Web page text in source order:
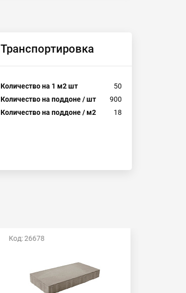
Транспортировка
Количество на 1 м2 шт
50
Количество на поддоне / шт
900
Количество на поддоне / м2
18
Код: 26678